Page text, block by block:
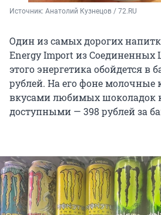
Источник: Анатолий Кузнецов / 72.RU
Один из самых дорогих
Energy Import из Соединенных
этого энергетика обойдется в
рублей. На его фоне молочные
вкусами любимых шоколадок
доступными — 398 рублей за